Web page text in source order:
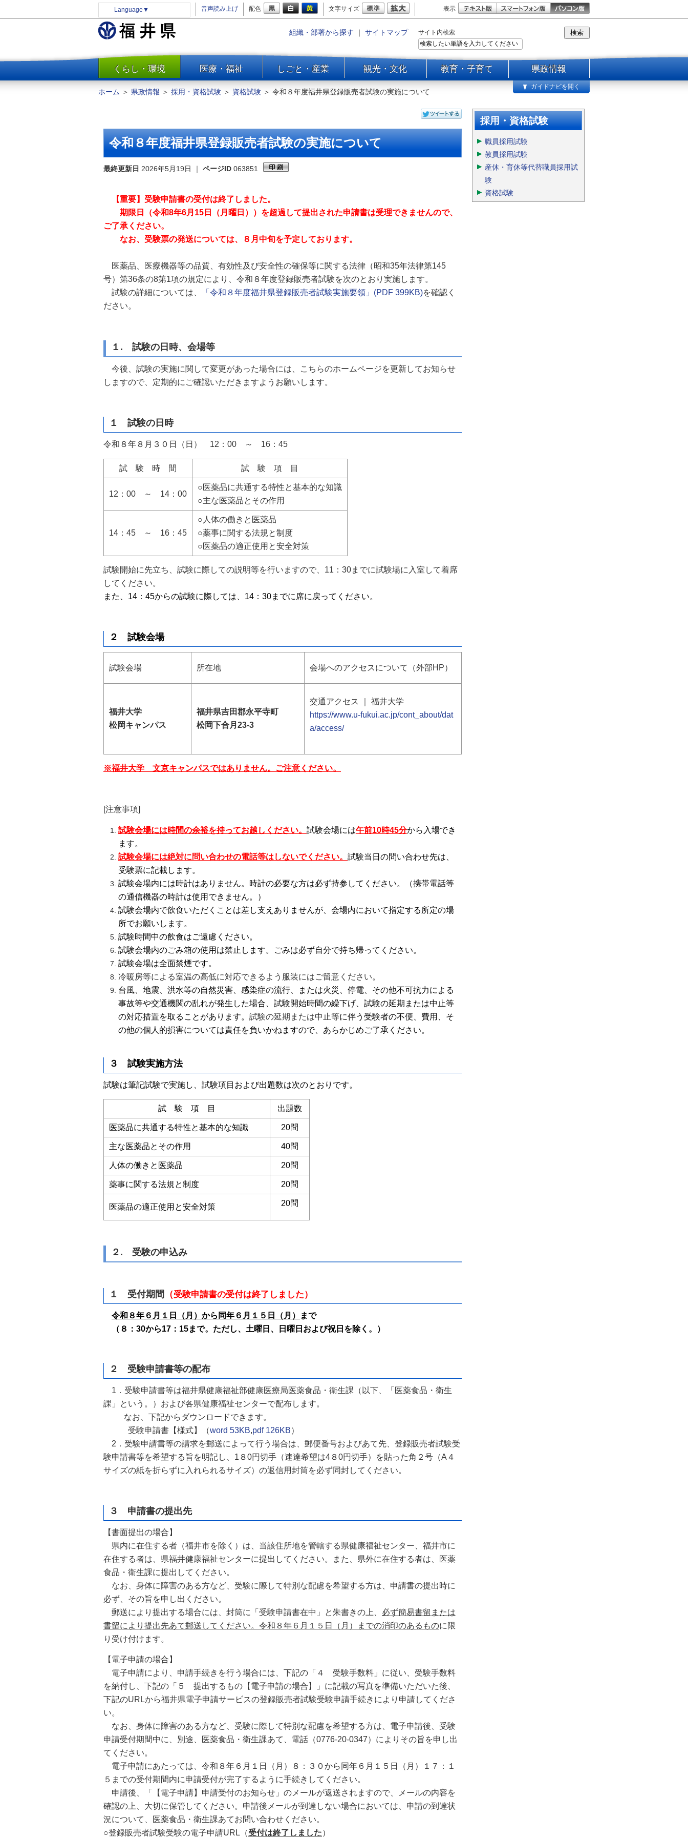
Language ▼ 音声読み上げ 配色 文字サイズ 表示
組織・部署から探す ｜ サイトマップ サイト内検索
一覧
くらし・環境 医療・福祉 しごと・産業 観光・文化 教育・子育て 県政情報
防災
水道・エネルギー
住まい・土地
環境問題・廃棄物対策・リサ
イクル
交通・道路
河川・砂防・港湾
ホーム ＞ 県政情報 ＞ 採用・資格試験 ＞ 資格試験 ＞ 令和８年度福井県登録販売者試験の実施について
ガイドナビを開く
令和８年度福井県登録販売者試験の実施について
最終更新日 2026年5月19日 ｜ ページID 063851
【重要】受験申請書の受付は終了しました。
期限日（令和8年6月15日（月曜日））を超過して提出された申請書は受理できませんので、
ご了承ください。
なお、受験票の発送については、８月中旬を予定しております。
医薬品、医療機器等の品質、有効性及び安全性の確保等に関する法律（昭和35年法律第145
号）第36条の8第1項の規定により、令和８年度登録販売者試験を次のとおり実施します。
試験の詳細については、
「令和８年度福井県登録販売者試験実施要領」(PDF 399KB)を確認く
ださい。
１. 試験の日時、会場等
今後、試験の実施に関して変更があった場合には、こちらのホームページを更新してお知らせ
しますので、定期的にご確認いただきますようお願いします。
１ 試験の日時
令和８年８月３０日（日） 12：00 ～ 16：45
試 験 時 間 試 験 項 目
12：00 ～ 14：00
○医薬品に共通する特性と基本的な知識
○主な医薬品とその作用
14：45 ～ 16：45
○人体の働きと医薬品
○薬事に関する法規と制度
○医薬品の適正使用と安全対策
試験開始に先立ち、試験に際しての説明等を行いますので、11：30までに試験場に入室して着席
してください。
また、14：45からの試験に際しては、14：30までに席に戻ってください。
２ 試験会場
試験会場 所在地 会場へのアクセスについて（外部HP）
福井大学
松岡キャンパス
福井県吉田郡永平寺町
松岡下合月23-3
交通アクセス ｜ 福井大学
https://www.u-fukui.ac.jp/cont_about/dat
a/access/
※福井大学 文京キャンパスではありません。ご注意ください。
[注意事項]
試験会場には時間の余裕を持ってお越しください。 試験会場には午前10時45分から入場でき
ます。
試験会場には絶対に問い合わせの電話等はしないでください。 試験当日の問い合わせ先は、
受験票に記載します。
試験会場内には時計はありません。時計の必要な方は必ず持参してください。（携帯電話等
の通信機器の時計は使用できません。）
試験会場内で飲食いただくことは差し支えありませんが、会場内において指定する所定の場
所でお願いします。
試験時間中の飲食はご遠慮ください。
試験会場内のごみ箱の使用は禁止します。ごみは必ず自分で持ち帰ってください。
試験会場は全面禁煙です。
冷暖房等による室温の高低に対応できるよう服装にはご留意ください。
台風、地震、洪水等の自然災害、感染症の流行、または火災、停電、その他不可抗力による
事故等や交通機関の乱れが発生した場合、試験開始時間の繰下げ、試験の延期または中止等
の対応措置を取ることがあります。 試験の延期または中止等に伴う受験者の不便、費用、そ
の他の個人的損害については責任を負いかねますので、あらかじめご了承ください。
３ 試験実施方法
試験は筆記試験で実施し、試験項目および出題数は次のとおりです。
試 験 項 目 出題数
医薬品に共通する特性と基本的な知識 20問
主な医薬品とその作用 40問
人体の働きと医薬品 20問
薬事に関する法規と制度 20問
医薬品の適正使用と安全対策 20問
２. 受験の申込み
１ 受付期間 （受験申請書の受付は終了しました）
令和８年６月１日（月）から同年６月１５日（月）
まで
（８：30から17：15まで。ただし、土曜日、日曜日および祝日を除く。）
２ 受験申請書等の配布
1．受験申請書等は福井県健康福祉部健康医療局医薬食品・衛生課（以下、「医薬食品・衛生
課」という。）および各県健康福祉センターで配布します。
なお、下記からダウンロードできます。
受験申請書【様式】（word 53KB,pdf 126KB）
2．受験申請書等の請求を郵送によって行う場合は、郵便番号およびあて先、登録販売者試験受
験申請書等を希望する旨を明記し、1８0円切手（速達希望は4８0円切手）を貼った角２号（A４
サイズの紙を折らずに入れられるサイズ）の返信用封筒を必ず同封してください。
３ 申請書の提出先
【書面提出の場合】
県内に在住する者（福井市を除く）は、当該住所地を管轄する県健康福祉センター、福井市に
在住する者は、県福井健康福祉センターに提出してください。また、県外に在住する者は、医薬
食品・衛生課に提出してください。
なお、身体に障害のある方など、受験に際して特別な配慮を希望する方は、申請書の提出時に
必ず、その旨を申し出ください。
郵送により提出する場合には、封筒に「受験申請書在中」と朱書きの上、 必ず簡易書留または
書留により提出先あて郵送してください。令和８年６月１５日（月）までの消印のあるものに限
り受け付けます。
【電子申請の場合】
電子申請により、申請手続きを行う場合には、下記の「４ 受験手数料」に従い、受験手数料
を納付し、下記の「５ 提出するもの【電子申請の場合】」に記載の写真を準備いただいた後、
下記のURLから福井県電子申請サービスの登録販売者試験受験申請手続きにより申請してくださ
い。
なお、身体に障害のある方など、受験に際して特別な配慮を希望する方は、電子申請後、受験
申請受付期間中に、別途、医薬食品・衛生課あて、電話（0776-20-0347）によりその旨を申し出
てください。
電子申請にあたっては、令和８年６月１日（月）８：３０から同年６月１５日（月）１７：１
５までの受付期間内に申請受付が完了するように手続きしてください。
申請後、「【電子申請】申請受付のお知らせ」のメールが返送されますので、メールの内容を
確認の上、大切に保管してください。申請後メールが到達しない場合においては、申請の到達状
況について、医薬食品・衛生課あてお問い合わせください。
○登録販売者試験受験の電子申請URL（受付は終了しました）
採用・資格試験
職員採用試験
教員採用試験
産休・育休等代替職員採用試
験
資格試験